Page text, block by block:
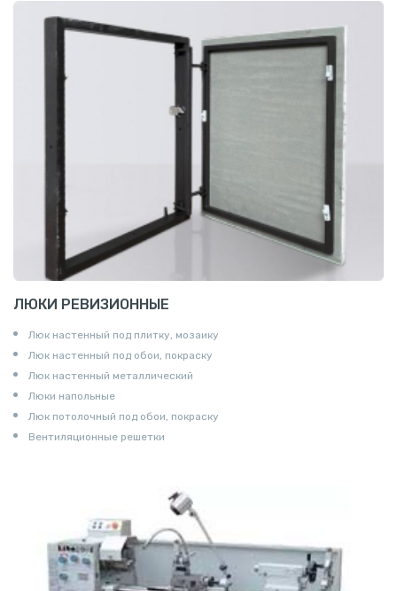
ЛЮКИ РЕВИЗИОННЫЕ
Люк настенный под плитку, мозаику
Люк настенный под обои, покраску
Люк настенный металлический
Люки напольные
Люк потолочный под обои, покраску
Вентиляционные решетки